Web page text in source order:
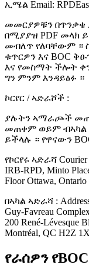
ኢሜል Email:
መመርያዎቹን በጥንቃቄ
በሚያያዝ PDF መላክ
መብለጥ የለባቸውም ።
ቁጥርዎን እና BOC
እና የመስማት ችሎት
ግን ምንም እንዳይፅፉ ።
ኮርየር / ኣድራሾች :
ያሉትን ኣማራጮች
መጠቀም ወይም ብኣካል
ይችላሉ ። የዋናውን
የኮርየሩ ኣድራሻ Courier
IRB-RPD, Minto
Floor Ottawa,
በኣካል ኣድራሻ :
Guy-Favreau​
200 René-Lévesque
Montréal, QC H2Z
የራሰዎን